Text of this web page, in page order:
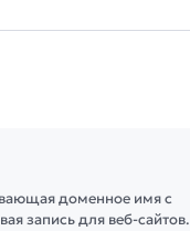
доменное имя с
запись для веб-сайтов.